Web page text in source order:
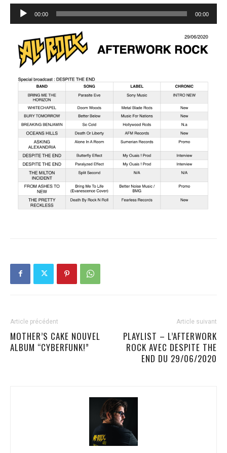
Lecteur
audio
00:00 00:00
Article précédent
MOTHER’S CAKE NOUVEL
ALBUM “CYBERFUNK!”
Article suivant
PLAYLIST – L’AFTERWORK
ROCK AVEC DESPITE THE
END DU 29/06/2020